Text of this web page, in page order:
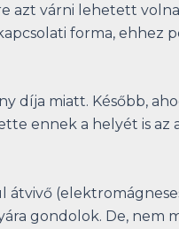
azt várni lehetett
forma, ehhez
díja miatt. Később,
ennek a helyét is az
átvivő
gondolok. De, nem